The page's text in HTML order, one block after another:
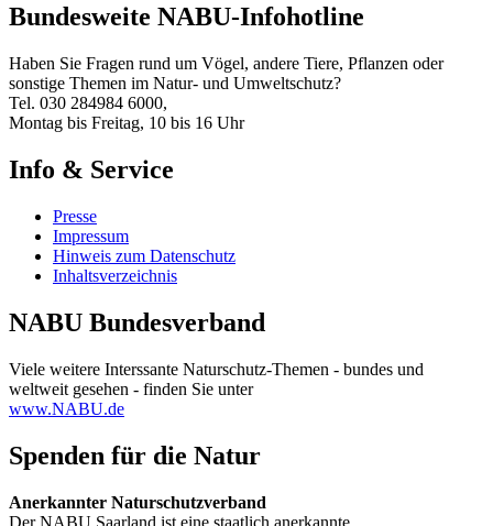
Bundesweite NABU-Infohotline
Haben Sie Fragen rund um Vögel, andere Tiere, Pflanzen oder
sonstige Themen im Natur- und Umweltschutz?
Tel. 030 284984 6000,
Montag bis Freitag, 10 bis 16 Uhr
Info & Service
Presse
Impressum
Hinweis zum Datenschutz
Inhaltsverzeichnis
NABU Bundesverband
Viele weitere Interssante Naturschutz-Themen - bundes und
weltweit gesehen - finden Sie unter
www.NABU.de
Spenden für die Natur
Anerkannter Naturschutzverband
Der NABU Saarland ist eine staatlich anerkannte